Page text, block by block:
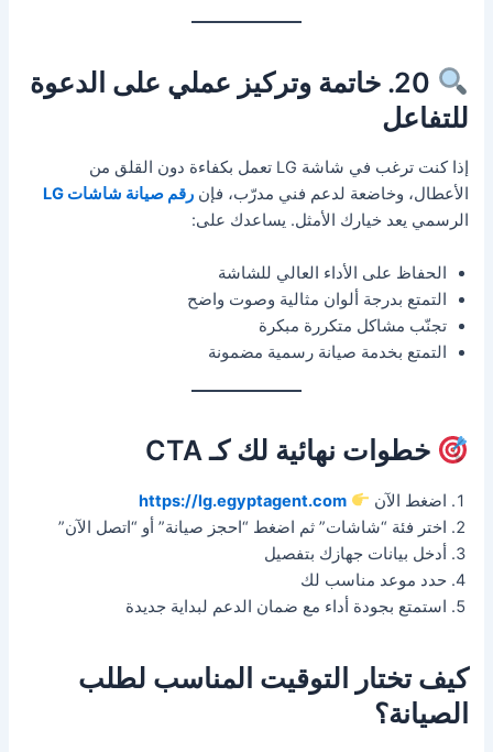
20. خاتمة وتركيز عملي على الدعوة
للتفاعل
إذا كنت ترغب في شاشة LG تعمل بكفاءة دون القلق من
الأعطال، وخاضعة لدعم فني مدرّب، فإنرقم صيانة شاشات LG
الرسمي يعد خيارك الأمثل. يساعدك على:
الحفاظ على الأداء العالي للشاشة
التمتع بدرجة ألوان مثالية وصوت واضح
تجنّب مشاكل متكررة مبكرة
التمتع بخدمة صيانة رسمية مضمونة
خطوات نهائية لك كـ CTA
اضغط الآن
https://lg.egyptagent.com
اختر فئة “شاشات” ثم اضغط “احجز صيانة” أو “اتصل الآن”
أدخل بيانات جهازك بتفصيل
حدد موعد مناسب لك
استمتع بجودة أداء مع ضمان الدعم لبداية جديدة
كيف تختار التوقيت المناسب لطلب
الصيانة؟